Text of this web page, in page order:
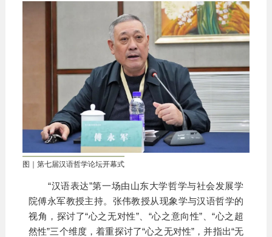
图｜第七届汉语哲学论坛开幕式
“汉语表达”第一场由山东大学哲学与社会发展学
院傅永军教授主持。张伟教授从现象学与汉语哲学的
视角，探讨了“心之无对性”、“心之意向性”、“心之超
然性”三个维度，着重探讨了“心之无对性”，并指出“无